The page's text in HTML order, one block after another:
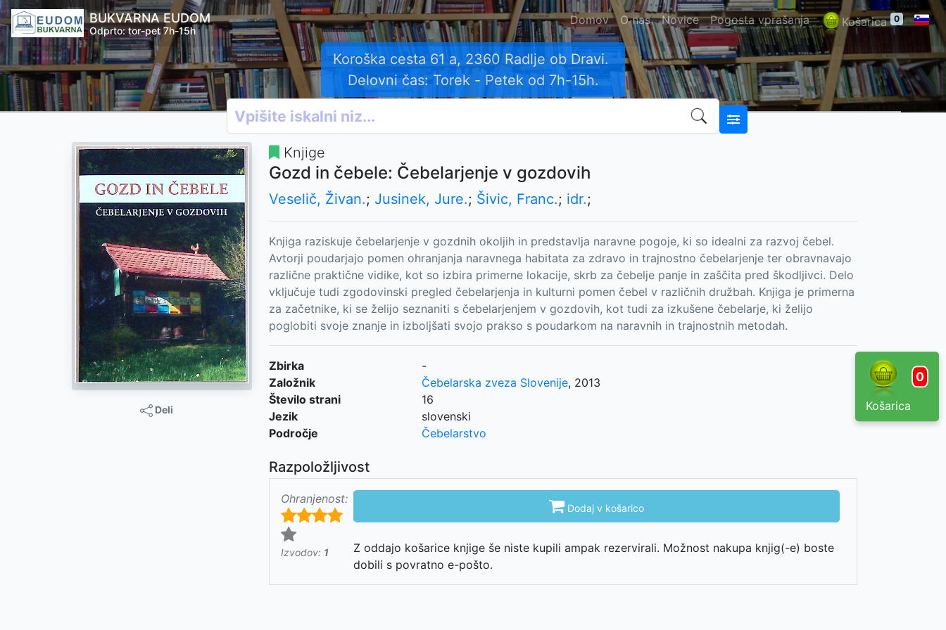
BUKVARNA EUDOM
Odprto: tor-pet 7h-15h
Domov O nas Novice Pogosta vprašanja Košarica 0
Koroška cesta 61 a, 2360 Radlje ob Dravi.
Delovni čas: Torek - Petek od 7h-15h.
0
Košarica
Deli
Knjige
Gozd in čebele: Čebelarjenje v gozdovih
Veselič, Živan.; Jusinek, Jure.; Šivic, Franc.; idr.;
Knjiga raziskuje čebelarjenje v gozdnih okoljih in predstavlja naravne pogoje, ki so idealni za razvoj čebel.
Avtorji poudarjajo pomen ohranjanja naravnega habitata za zdravo in trajnostno čebelarjenje ter obravnavajo
različne praktične vidike, kot so izbira primerne lokacije, skrb za čebelje panje in zaščita pred škodljivci. Delo
vključuje tudi zgodovinski pregled čebelarjenja in kulturni pomen čebel v različnih družbah. Knjiga je primerna
za začetnike, ki se želijo seznaniti s čebelarjenjem v gozdovih, kot tudi za izkušene čebelarje, ki želijo
poglobiti svoje znanje in izboljšati svojo prakso s poudarkom na naravnih in trajnostnih metodah.
Zbirka
-
Založnik
Čebelarska zveza Slovenije, 2013
Število strani
16
Jezik
slovenski
Področje
Čebelarstvo
Razpoložljivost
Ohranjenost:
Izvodov: 1
 Dodaj v košarico
Z oddajo košarice knjige še niste kupili ampak rezervirali. Možnost nakupa knjig(-e) boste
dobili s povratno e-pošto.